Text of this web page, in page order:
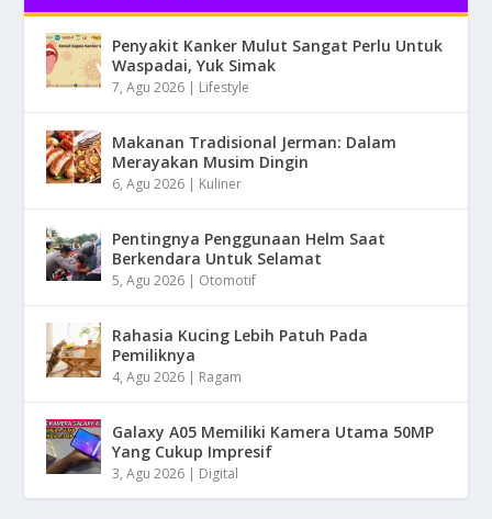
Penyakit Kanker Mulut Sangat Perlu Untuk
Waspadai, Yuk Simak
7, Agu 2026 | Lifestyle
Makanan Tradisional Jerman: Dalam
Merayakan Musim Dingin
6, Agu 2026 | Kuliner
Pentingnya Penggunaan Helm Saat
Berkendara Untuk Selamat
5, Agu 2026 | Otomotif
Rahasia Kucing Lebih Patuh Pada
Pemiliknya
4, Agu 2026 | Ragam
Galaxy A05 Memiliki Kamera Utama 50MP
Yang Cukup Impresif
3, Agu 2026 | Digital